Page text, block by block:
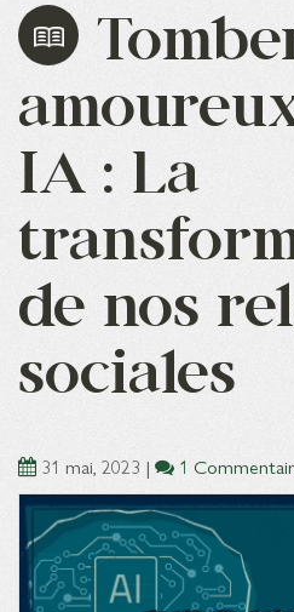
IA : La
de nos
sociales
31 mai, 2023 | 1